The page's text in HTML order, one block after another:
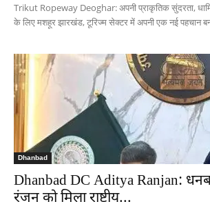
Trikut Ropeway Deoghar: अपनी प्राकृतिक सुंदरता,
के लिए मशहूर झारखंड, टूरिज्म सेक्टर में अपनी एक नई पहचान
Dhanbad
Dhanbad DC Aditya Ranjan: